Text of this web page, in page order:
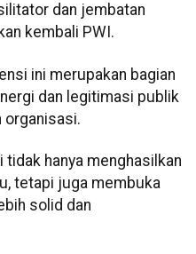
dan jembatan
kembali PWI.
ini merupakan bagian
dan legitimasi publik
organisasi.
hanya menghasilkan
tetapi juga membuka
solid dan